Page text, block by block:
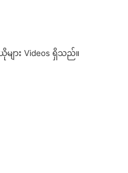
ျား Videos ရှိသည်။